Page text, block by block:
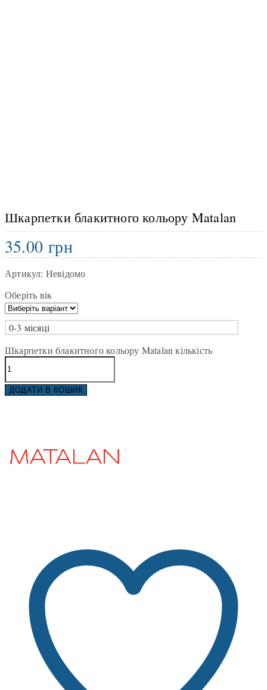
Шкарпетки блакитного кольору Matalan
35.00грн
Артикул: Невідомо
Оберіть вік
0-3 місяці
Шкарпетки блакитного кольору Matalan кількість
ДОДАТИ В КОШИК